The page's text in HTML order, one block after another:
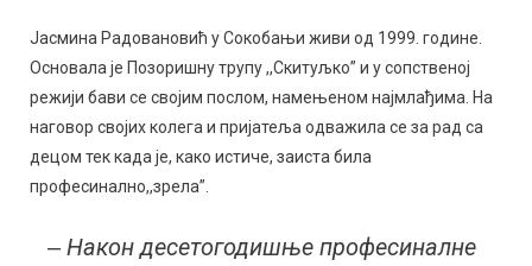
Јасмина Радовановић у Сокобањи живи од 1999. године.
Основала је Позоришну трупу ,,Скитуљко” и у сопственој
режији бави се својим послом, намењеном најмлађима. На
наговор својих колега и пријатеља одважила се за рад са
децом тек када је, како истиче, заиста била
професинално,,зрела”.
‒ Након десетогодишње професиналне